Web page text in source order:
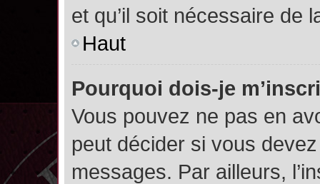
et qu’il soit nécessaire de
Haut
Pourquoi dois-je
Vous pouvez ne pas en
peut décider si vous
messages. Par ailleurs,